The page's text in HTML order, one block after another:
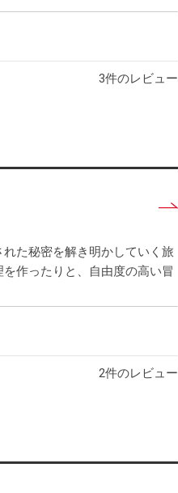
3件のレビュー
た秘密を解き明かしていく旅
作ったりと、自由度の高い冒
2件のレビュー